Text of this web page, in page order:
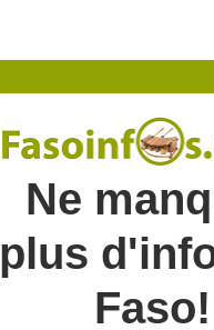
Ne
plus
Faso!